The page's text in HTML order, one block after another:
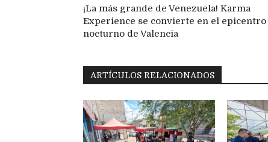
¡La más grande de Venezuela! Karma
Experience se convierte en el epicentro
nocturno de Valencia
ARTÍCULOS RELACIONADOS